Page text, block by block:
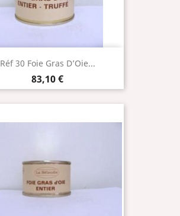
Réf 30 Foie Gras D’Oie...
Prix
83,10 €